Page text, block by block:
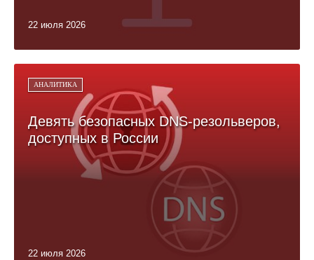
22 июля 2026
АНАЛИТИКА
Девять безопасных DNS-резольверов,
доступных в России
22 июля 2026